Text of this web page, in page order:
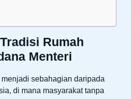
Rumah
Menteri
sebahagian daripada
di mana masyarakat tanpa